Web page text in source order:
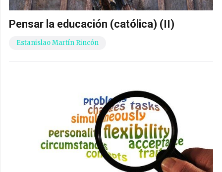
Pensar la educación (católica) (II)
Estanislao Martín Rincón